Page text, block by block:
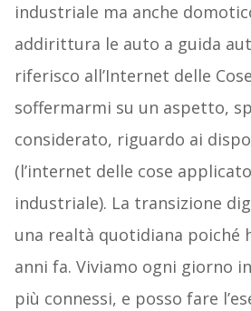
industriale ma anche
addirittura le auto a guida
riferisco all’Internet delle
soffermarmi su un aspetto,
considerato, riguardo ai
(l’internet delle cose
industriale). La transizione
una realtà quotidiana poiché
anni fa. Viviamo ogni giorno
più connessi, e posso fare